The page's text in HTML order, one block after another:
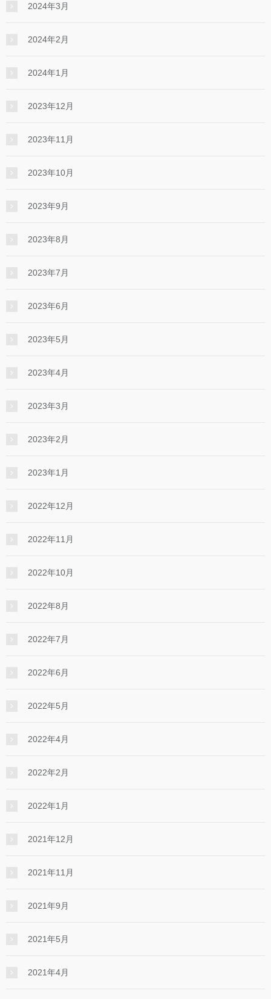
2024年3月
2024年2月
2024年1月
2023年12月
2023年11月
2023年10月
2023年9月
2023年8月
2023年7月
2023年6月
2023年5月
2023年4月
2023年3月
2023年2月
2023年1月
2022年12月
2022年11月
2022年10月
2022年8月
2022年7月
2022年6月
2022年5月
2022年4月
2022年2月
2022年1月
2021年12月
2021年11月
2021年9月
2021年5月
2021年4月